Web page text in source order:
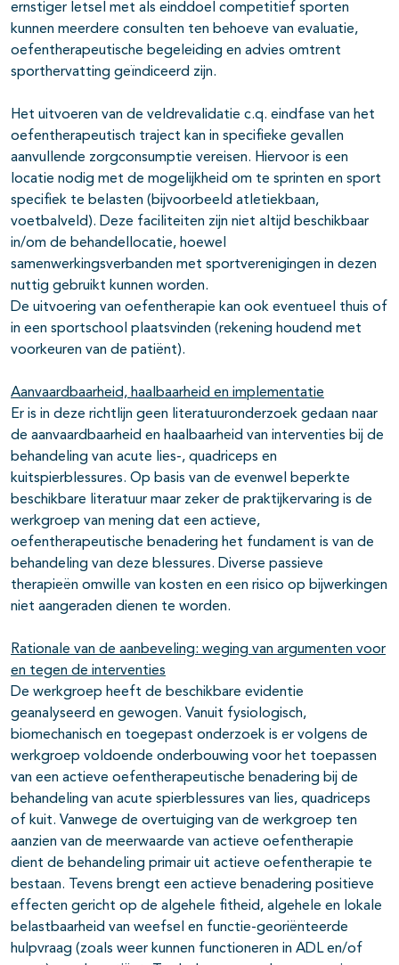
ernstiger letsel met als einddoel competitief sporten
kunnen meerdere consulten ten behoeve van evaluatie,
oefentherapeutische begeleiding en advies omtrent
sporthervatting geïndiceerd zijn.
Het uitvoeren van de veldrevalidatie c.q. eindfase van het
oefentherapeutisch traject kan in specifieke gevallen
aanvullende zorgconsumptie vereisen. Hiervoor is een
locatie nodig met de mogelijkheid om te sprinten en sport
specifiek te belasten (bijvoorbeeld atletiekbaan,
voetbalveld). Deze faciliteiten zijn niet altijd beschikbaar
in/om de behandellocatie, hoewel
samenwerkingsverbanden met sportverenigingen in dezen
nuttig gebruikt kunnen worden.
De uitvoering van oefentherapie kan ook eventueel thuis of
in een sportschool plaatsvinden (rekening houdend met
voorkeuren van de patiënt).
Aanvaardbaarheid, haalbaarheid en implementatie
Er is in deze richtlijn geen literatuuronderzoek gedaan naar
de aanvaardbaarheid en haalbaarheid van interventies bij de
behandeling van acute lies-, quadriceps en
kuitspierblessures. Op basis van de evenwel beperkte
beschikbare literatuur maar zeker de praktijkervaring is de
werkgroep van mening dat een actieve,
oefentherapeutische benadering het fundament is van de
behandeling van deze blessures. Diverse passieve
therapieën omwille van kosten en een risico op bijwerkingen
niet aangeraden dienen te worden.
Rationale van de aanbeveling: weging van argumenten voor
en tegen de interventies
De werkgroep heeft de beschikbare evidentie
geanalyseerd en gewogen. Vanuit fysiologisch,
biomechanisch en toegepast onderzoek is er volgens de
werkgroep voldoende onderbouwing voor het toepassen
van een actieve oefentherapeutische benadering bij de
behandeling van acute spierblessures van lies, quadriceps
of kuit. Vanwege de overtuiging van de werkgroep ten
aanzien van de meerwaarde van actieve oefentherapie
dient de behandeling primair uit actieve oefentherapie te
bestaan. Tevens brengt een actieve benadering positieve
effecten gericht op de algehele fitheid, algehele en lokale
belastbaarheid van weefsel en functie-georiënteerde
hulpvraag (zoals weer kunnen functioneren in ADL en/of